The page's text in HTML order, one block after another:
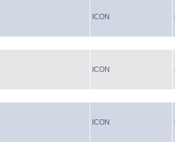
ICON
ICON
ICON